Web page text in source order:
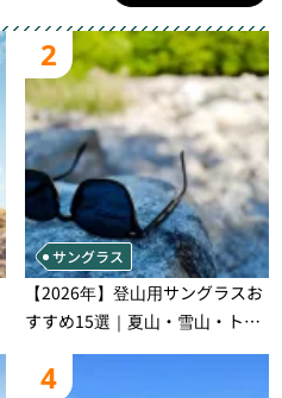
2
サングラス
【2026年】登山用サングラスお
すすめ15選｜夏山・雪山・トレ
ラン別、シーンで選ぶ失敗しな
い一本
4